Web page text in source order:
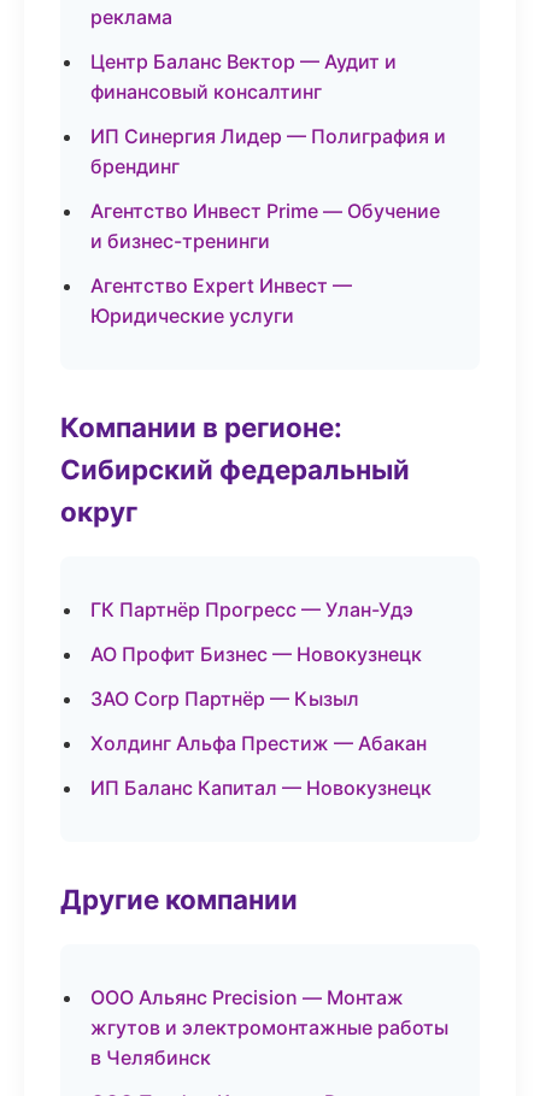
реклама
Центр Баланс Вектор — Аудит и
финансовый консалтинг
ИП Синергия Лидер — Полиграфия и
брендинг
Агентство Инвест Prime — Обучение
и бизнес-тренинги
Агентство Expert Инвест —
Юридические услуги
Компании в регионе:
Сибирский федеральный
округ
ГК Партнёр Прогресс — Улан-Удэ
АО Профит Бизнес — Новокузнецк
ЗАО Corp Партнёр — Кызыл
Холдинг Альфа Престиж — Абакан
ИП Баланс Капитал — Новокузнецк
Другие компании
ООО Альянс Precision — Монтаж
жгутов и электромонтажные работы
в Челябинск